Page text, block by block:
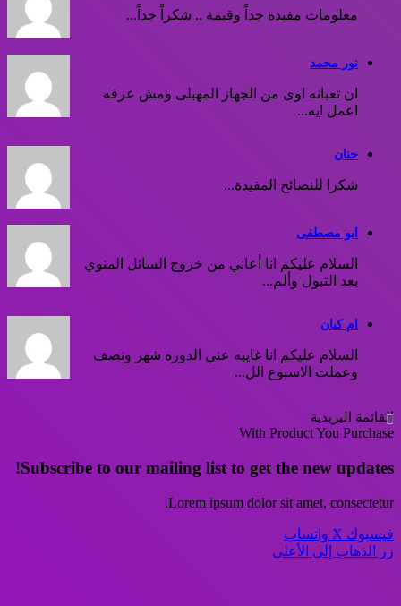
معلومات مفيدة جداً وقيمة .. شكراً جداً...
نور محمد
ان تعبانه اوى من الجهاز المهبلى ومش عرفه
اعمل ايه...
حنان
شكرا للنصائح المفيدة...
ابو مصطفى
السلام عليكم انا أعاني من خروج السائل المنوي
بعد التبول وألم...
ام كيان
السلام عليكم انا غايبه عني الدوره شهر ونصف
وعملت الاسبوع الل...
القائمة البريدية
With Product You Purchase
Subscribe to our mailing list to get the new updates!
Lorem ipsum dolor sit amet, consectetur.
فيسبوك ‫X واتساب
زر الذهاب إلى الأعلى